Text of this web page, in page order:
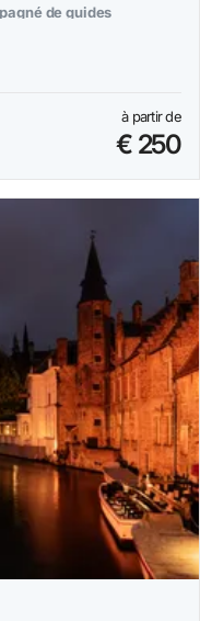
de guides
à partir de
€ 250